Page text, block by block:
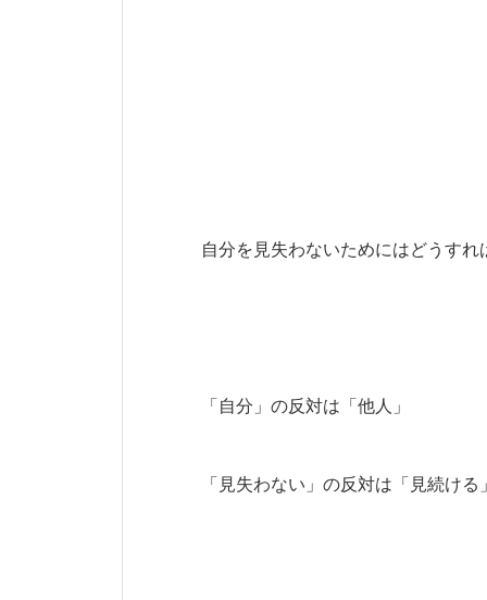
自分を見失わないためにはどうすれ
「自分」の反対は「他人」
「見失わない」の反対は「見続ける」